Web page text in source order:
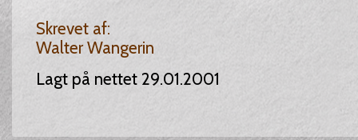
Skrevet af:
Walter Wangerin
Lagt på nettet 29.01.2001